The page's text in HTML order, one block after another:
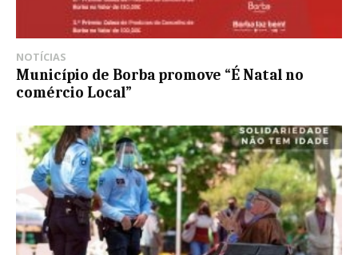
NOTÍCIAS
Município de Borba promove “É Natal no
comércio Local”